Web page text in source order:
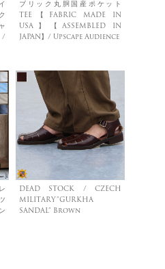
/
ブリック丸胴国産ポケット
TEE【FABRIC MADE IN
USA】【ASSEMBLED IN
JAPAN】/ Upscape Audience
DEAD STOCK / CZECH
MILITARY”GURKHA
SANDAL” Brown